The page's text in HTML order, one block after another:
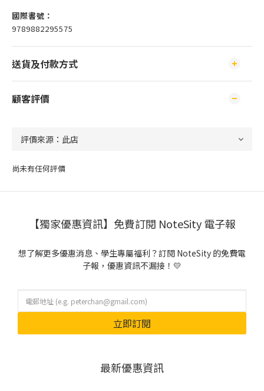
國際書號：
9789882295575
送貨及付款方式
顧客評價
尚未有任何評價
【獨家優惠資訊】免費訂閱 NoteSity 電子報
想了解更多優惠消息、學生專屬福利？訂閱 NoteSity 的免費電
子報，優惠資訊不漏接！💛
立即訂閱
最新優惠資訊